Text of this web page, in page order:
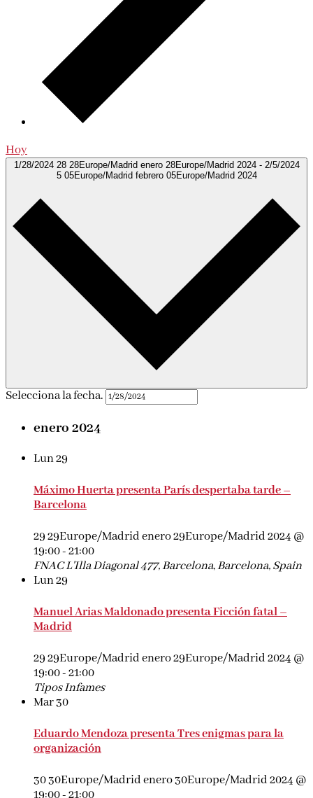
Hoy
1/28/2024 28 28Europe/Madrid enero 28Europe/Madrid 2024 - 2/5/2024
5 05Europe/Madrid febrero 05Europe/Madrid 2024
Selecciona la fecha.
enero 2024
Lun29
Máximo Huerta presenta París despertaba tarde –
Barcelona
29 29Europe/Madrid enero 29Europe/Madrid 2024 @
19:00-21:00
FNAC L'IllaDiagonal 477, Barcelona, Barcelona, Spain
Lun29
Manuel Arias Maldonado presenta Ficción fatal –
Madrid
29 29Europe/Madrid enero 29Europe/Madrid 2024 @
19:00-21:00
Tipos Infames
Mar30
Eduardo Mendoza presenta Tres enigmas para la
organización
30 30Europe/Madrid enero 30Europe/Madrid 2024 @
19:00-21:00